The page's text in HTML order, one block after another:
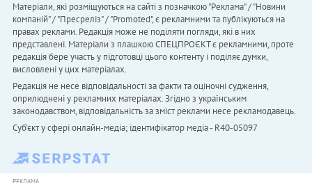
Матеріали, які розміщуються на сайті з позначкою "Реклама" / "Новини
компаній" / "Пресреліз" / "Promoted", є рекламними та публікуються на
правах реклами. Редакція може не поділяти погляди, які в них
представлені. Матеріали з плашкою СПЕЦПРОЄКТ є рекламними, проте
редакція бере участь у підготовці цього контенту і поділяє думки,
висловлені у цих матеріалах.
Редакція не несе відповідальності за факти та оціночні судження,
оприлюднені у рекламних матеріалах. Згідно з українським
законодавством, відповідальність за зміст реклами несе рекламодавець.
Cуб'єкт у сфері онлайн-медіа; ідентифікатор медіа - R40-05097
РЕКЛАМА